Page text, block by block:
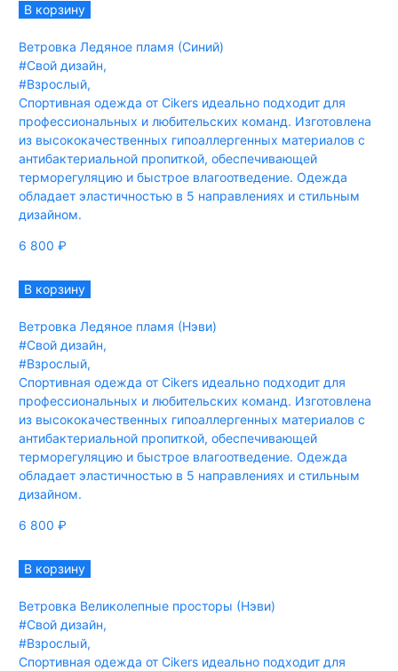
В корзину
Ветровка Ледяное пламя (Синий)
#Свой дизайн,
#Взрослый,
Спортивная одежда от Cikers идеально подходит для
профессиональных и любительских команд. Изготовлена
из высококачественных гипоаллергенных материалов с
антибактериальной пропиткой, обеспечивающей
терморегуляцию и быстрое влагоотведение. Одежда
обладает эластичностью в 5 направлениях и стильным
дизайном.
6 800 ₽
В корзину
Ветровка Ледяное пламя (Нэви)
#Свой дизайн,
#Взрослый,
Спортивная одежда от Cikers идеально подходит для
профессиональных и любительских команд. Изготовлена
из высококачественных гипоаллергенных материалов с
антибактериальной пропиткой, обеспечивающей
терморегуляцию и быстрое влагоотведение. Одежда
обладает эластичностью в 5 направлениях и стильным
дизайном.
6 800 ₽
В корзину
Ветровка Великолепные просторы (Нэви)
#Свой дизайн,
#Взрослый,
Спортивная одежда от Cikers идеально подходит для